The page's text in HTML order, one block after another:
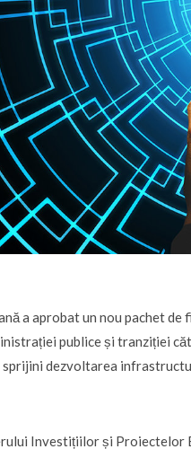
a aprobat un nou pachet
publice și tranziției
sprijini dezvoltarea
Investițiilor și Proiectelor